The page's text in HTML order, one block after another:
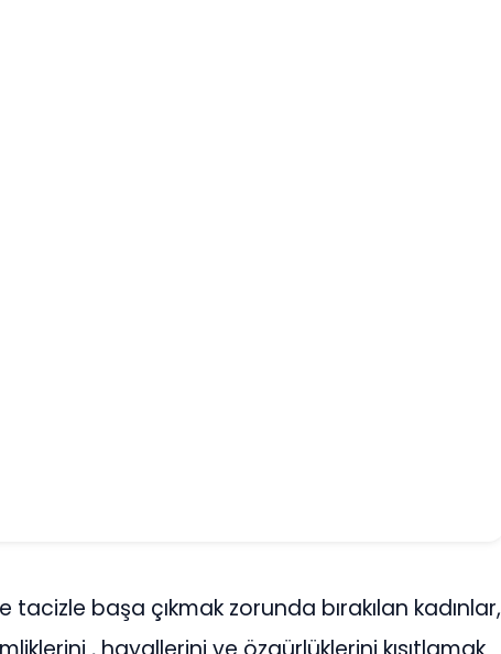
tacizle başa çıkmak zorunda bırakılan kadınlar,